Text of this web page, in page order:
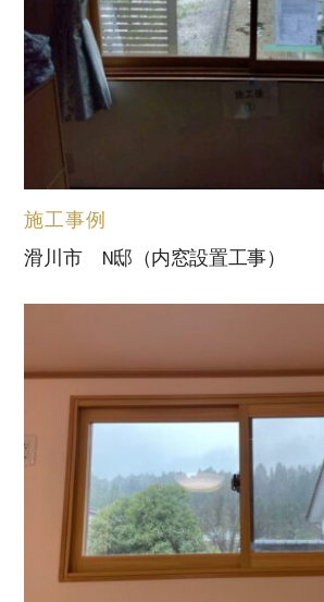
施工事例
滑川市 N邸（内窓設置工事）